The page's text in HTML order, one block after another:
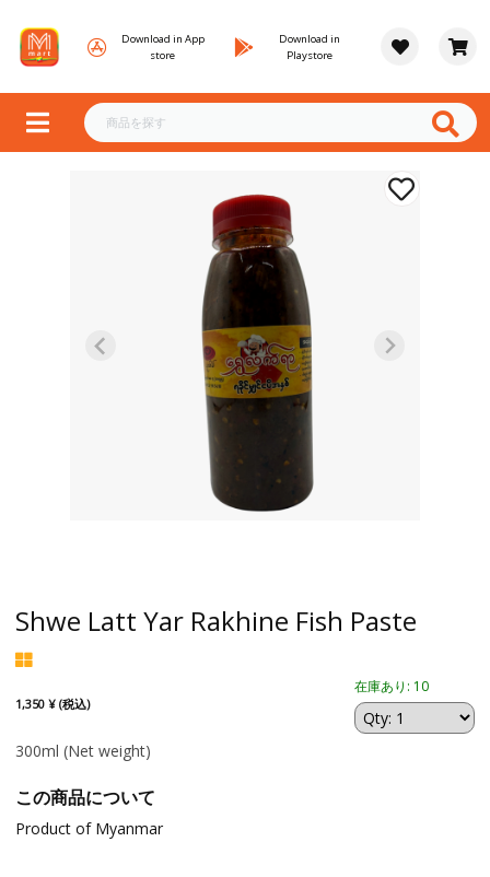
Download in App
store
Download in
Playstore
Shwe Latt Yar Rakhine Fish Paste
1,350 ¥ (税込)
在庫あり: 10
300ml (Net weight)
この商品について
Product of Myanmar